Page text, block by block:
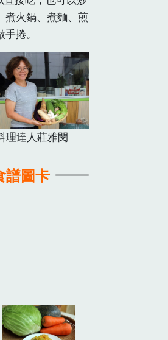
煮火鍋、煮麵、煎
捲。
理達人莊雅閔
譜圖卡